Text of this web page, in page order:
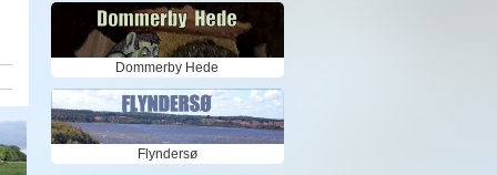
Dommerby Hede
Flyndersø